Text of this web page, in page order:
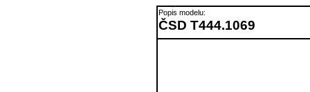
Popis modelu:
ČSD T444.1069